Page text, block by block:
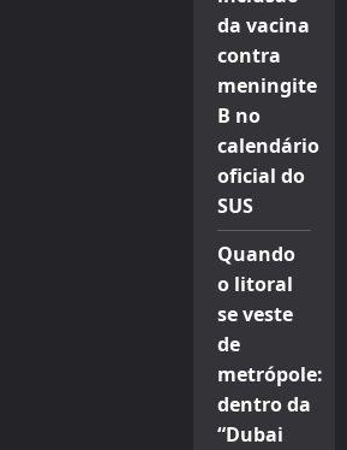
da vacina
contra
meningite
B no
calendário
oficial do
SUS
Quando
o litoral
se veste
de
metrópole:
dentro da
“Dubai